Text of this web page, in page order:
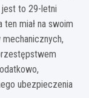
to 29-letni
miał na swoim
ubezpieczenia